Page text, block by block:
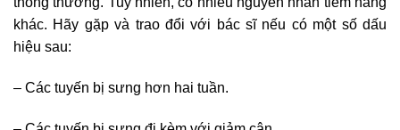
khác. Hãy gặp và trao đổi với bác sĩ nếu có một số dấu
hiệu sau:
– Các tuyến bị sưng hơn hai tuần.